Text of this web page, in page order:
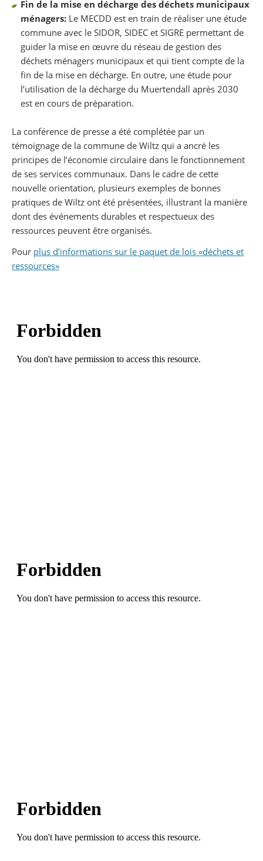
Fin de la mise en décharge des déchets municipaux
ménagers: Le MECDD est en train de réaliser une étude
commune avec le SIDOR, SIDEC et SIGRE permettant de
guider la mise en œuvre du réseau de gestion des
déchets ménagers municipaux et qui tient compte de la
fin de la mise en décharge. En outre, une étude pour
l’utilisation de la décharge du Muertendall après 2030
est en cours de préparation.
La conférence de presse a été complétée par un
témoignage de la commune de Wiltz qui a ancré les
principes de l’économie circulaire dans le fonctionnement
de ses services communaux. Dans le cadre de cette
nouvelle orientation, plusieurs exemples de bonnes
pratiques de Wiltz ont été présentées, illustrant la manière
dont des événements durables et respectueux des
ressources peuvent être organisés.
Pour plus d’informations sur le paquet de lois «déchets et
ressources»